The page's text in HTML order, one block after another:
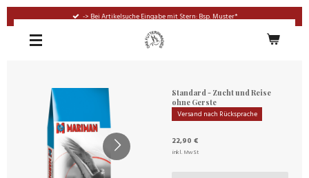
springen
-> Bei Artikelsuche Eingabe mit Stern: Bsp. Muster*
Standard - Zucht und Reise
ohne Gerste
Versand nach Rücksprache
22,90 €
inkl. MwSt